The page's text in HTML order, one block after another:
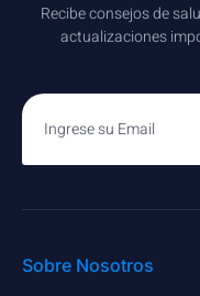
Recibe consejos de
actualizaciones
Sobre Nosotros